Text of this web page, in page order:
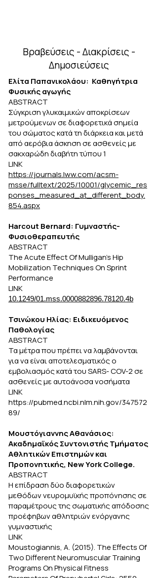
Βραβεύσεις - Διακρίσεις -
Δημοσιεύσεις
Ελίτα Παπανικολάου: Καθηγήτρια
Φυσικής αγωγής
ABSTRACT
Σύγκριση γλυκαιμικών αποκρίσεων
μετρούμενων σε διαφορετικά σημεία
του σώματος κατά τη διάρκεια και μετά
από αερόβια άσκηση σε ασθενείς με
σακχαρώδη διαβήτη τύπου 1
LINK
https://journals.lww.com/acsm-
msse/fulltext/2025/10001/glycemic_res
ponses_measured_at_different_body.
854.aspx
Harcout Bernard: Γυμναστής-
Φυσιοθεραπευτής
ABSTRACT
The Acute Effect Of Mulligan's Hip
Mobilization Techniques On Sprint
Performance
LINK
10.1249/01.mss.0000882896.78120.4b
Τσινώκου Ηλίας: Ειδικευόμενος
Παθολογίας
ABSTRACT
Τα μέτρα που πρέπει να λαμβάνονται
για να είναι αποτελεσματικός ο
εμβολιασμός κατά του SARS- COV-2 σε
ασθενείς με αυτοάνοσα νοσήματα
LINK
https://pubmed.ncbi.nlm.nih.gov/347572
89/
Μουστόγιαννης Αθανάσιος:
Ακαδημαϊκός Συντονιστής Τμήματος
Αθλητικών Επιστημών και
Προπονητικής, New York College.
ABSTRACT
Η επίδραση δύο διαφορετικών
μεθόδων νευρομυϊκής προπόνησης σε
παραμέτρους της σωματικής απόδοσης
προέφηβων αθλητριών ενόργανης
γυμναστικής
LINK
Moustogiannis, A. (2015). The Effects Of
Two Different Neuromuscular Training
Programs On Physical Fitness